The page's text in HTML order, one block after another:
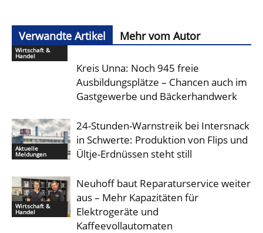
Verwandte Artikel Mehr vom Autor
Wirtschaft &
Handel
Kreis Unna: Noch 945 freie
Ausbildungsplätze – Chancen auch im
Gastgewerbe und Bäckerhandwerk
Aktuelle
Meldungen
24-Stunden-Warnstreik bei Intersnack
in Schwerte: Produktion von Flips und
Ültje-Erdnüssen steht still
Wirtschaft &
Handel
Neuhoff baut Reparaturservice weiter
aus – Mehr Kapazitäten für
Elektrogeräte und
Kaffeevollautomaten